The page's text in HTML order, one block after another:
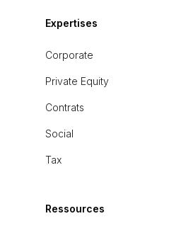
Expertises
Corporate
Private Equity
Contrats
Social
Tax
Ressources